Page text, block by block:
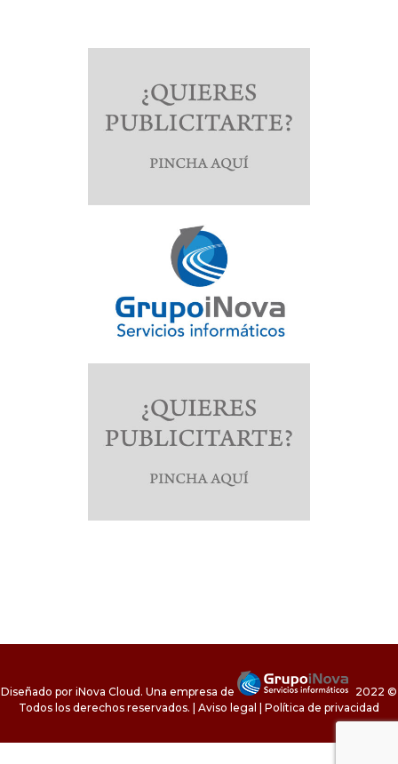
Diseñado por iNova Cloud . Una empresa de
2022 ©
Todos los derechos reservados.
Aviso legal Política de privacidad